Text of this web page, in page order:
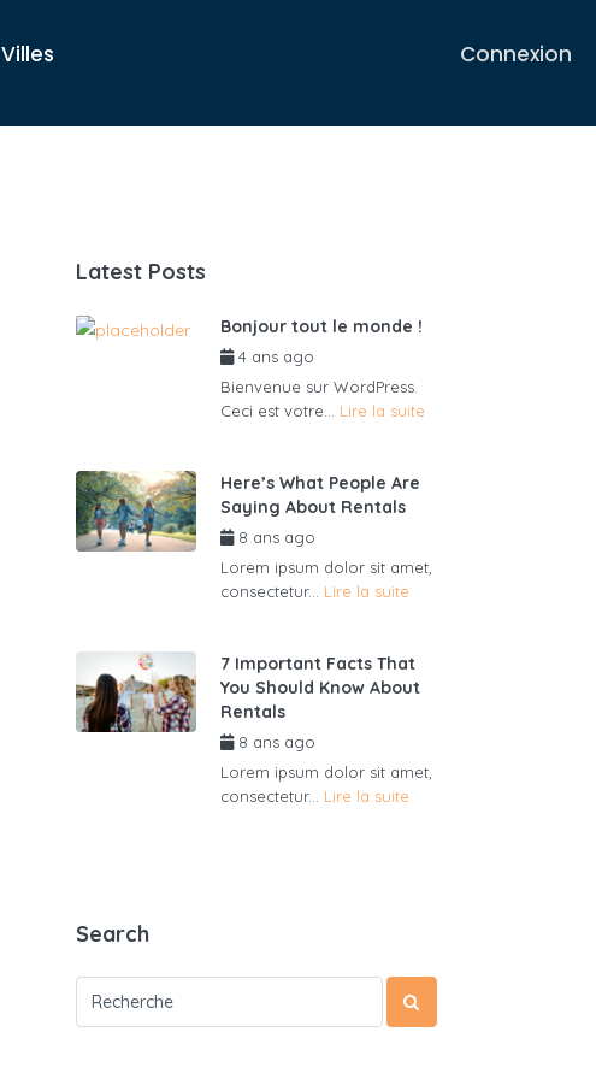
Villes Connexion
Latest Posts
Bonjour tout le monde !
4 ans ago
Bienvenue sur WordPress.
Ceci est votre... Lire la suite
Here’s What People Are
Saying About Rentals
8 ans ago
Lorem ipsum dolor sit amet,
consectetur... Lire la suite
7 Important Facts That
You Should Know About
Rentals
8 ans ago
Lorem ipsum dolor sit amet,
consectetur... Lire la suite
Search